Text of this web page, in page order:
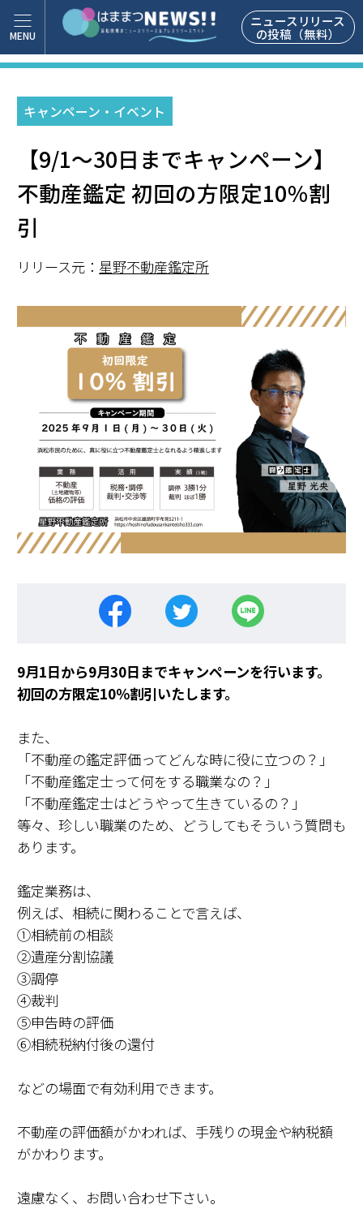
ニュースリリース
の投稿（無料）
キャンペーン・イベント
【9/1～30日までキャンペーン】
不動産鑑定 初回の方限定10％割
引
リリース元： 星野不動産鑑定所
9月1日から9月30日までキャンペーンを行います。
初回の方限定10％割引いたします。
また、
「不動産の鑑定評価ってどんな時に役に立つの？」
「不動産鑑定士って何をする職業なの？」
「不動産鑑定士はどうやって生きているの？」
等々、珍しい職業のため、どうしてもそういう質問も
あります。
鑑定業務は、
例えば、相続に関わることで言えば、
①相続前の相談
②遺産分割協議
③調停
④裁判
⑤申告時の評価
⑥相続税納付後の還付
などの場面で有効利用できます。
不動産の評価額がかわれば、手残りの現金や納税額
がかわります。
遠慮なく、お問い合わせ下さい。